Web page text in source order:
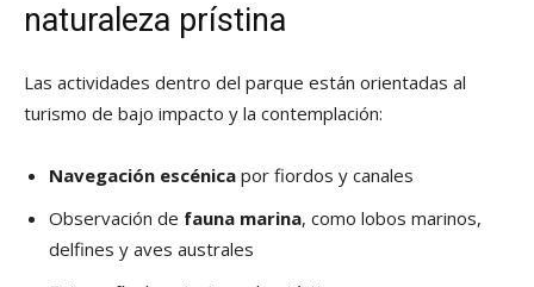
naturaleza prístina
Las actividades dentro del parque están orientadas al
turismo de bajo impacto y la contemplación:
Navegación escénica por fiordos y canales
Observación de fauna marina, como lobos marinos,
delfines y aves australes